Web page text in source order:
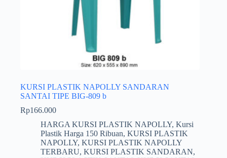
KURSI PLASTIK NAPOLLY SANDARAN
SANTAI TIPE BIG-809 b
Rp166.000
HARGA KURSI PLASTIK NAPOLLY, Kursi
Plastik Harga 150 Ribuan, KURSI PLASTIK
NAPOLLY, KURSI PLASTIK NAPOLLY
TERBARU, KURSI PLASTIK SANDARAN,